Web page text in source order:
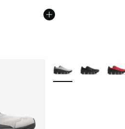
Weitere Farben